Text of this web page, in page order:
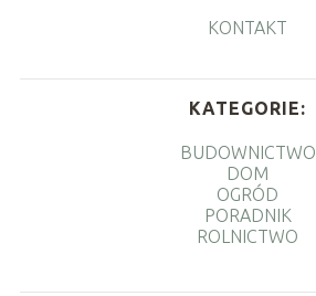
KONTAKT
KATEGORIE:
BUDOWNICTWO
DOM
OGRÓD
PORADNIK
ROLNICTWO